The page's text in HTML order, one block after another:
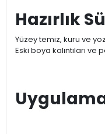
Hazırlık
Yüzey temiz, kuru ve
Eski boya kalıntıları